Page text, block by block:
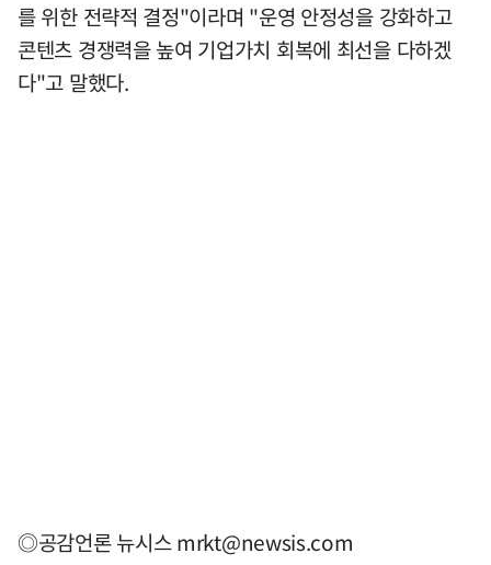
를 위한 전략적 결정"이라며 "운영 안정성을 강화하고
콘텐츠 경쟁력을 높여 기업가치 회복에 최선을 다하겠
다"고 말했다.
◎공감언론 뉴시스mrkt@newsis.com